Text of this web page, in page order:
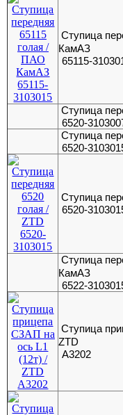
Ступица
КамАЗ
65115-
Ступица
6520-
Ступица
6520-
Ступица
6520-
Ступица
КамАЗ
6522-
Ступица
ZTD
A3202